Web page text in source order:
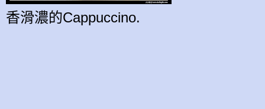
香滑濃的Cappuccino.